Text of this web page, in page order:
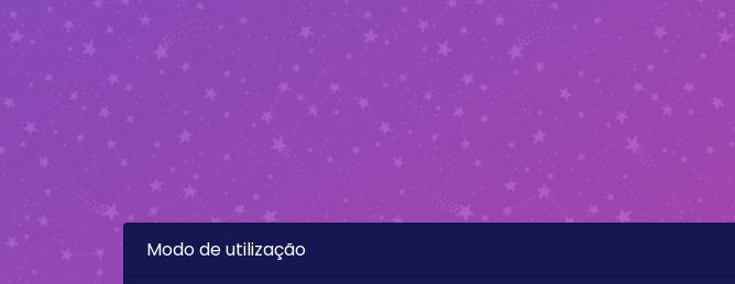
Modo de utilização